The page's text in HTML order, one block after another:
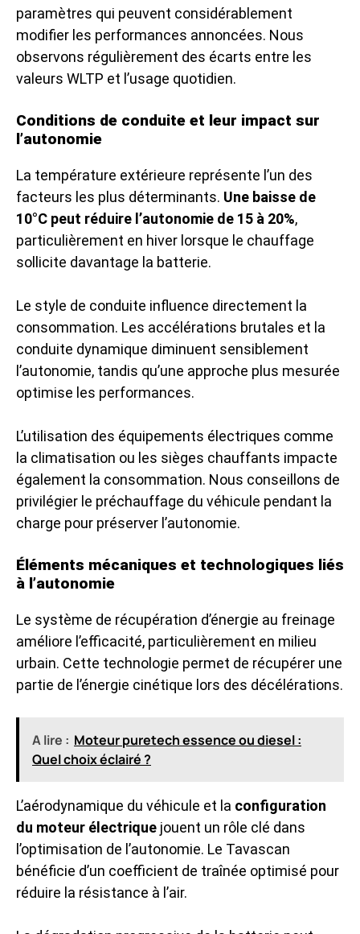
paramètres qui peuvent considérablement
modifier les performances annoncées. Nous
observons régulièrement des écarts entre les
valeurs WLTP et l’usage quotidien.
Conditions de conduite et leur impact sur
l’autonomie
La température extérieure représente l’un des
facteurs les plus déterminants. Une baisse de
10°C peut réduire l’autonomie de 15 à 20%,
particulièrement en hiver lorsque le chauffage
sollicite davantage la batterie.
Le style de conduite influence directement la
consommation. Les accélérations brutales et la
conduite dynamique diminuent sensiblement
l’autonomie, tandis qu’une approche plus mesurée
optimise les performances.
L’utilisation des équipements électriques comme
la climatisation ou les sièges chauffants impacte
également la consommation. Nous conseillons de
privilégier le préchauffage du véhicule pendant la
charge pour préserver l’autonomie.
Éléments mécaniques et technologiques liés
à l’autonomie
Le système de récupération d’énergie au freinage
améliore l’efficacité, particulièrement en milieu
urbain. Cette technologie permet de récupérer une
partie de l’énergie cinétique lors des décélérations.
A lire : Moteur puretech essence ou diesel :
Quel choix éclairé ?
L’aérodynamique du véhicule et la configuration
du moteur électrique jouent un rôle clé dans
l’optimisation de l’autonomie. Le Tavascan
bénéficie d’un coefficient de traînée optimisé pour
réduire la résistance à l’air.